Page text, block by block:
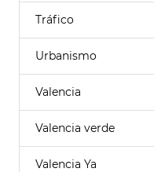
Tráfico
Urbanismo
Valencia
Valencia verde
Valencia Ya